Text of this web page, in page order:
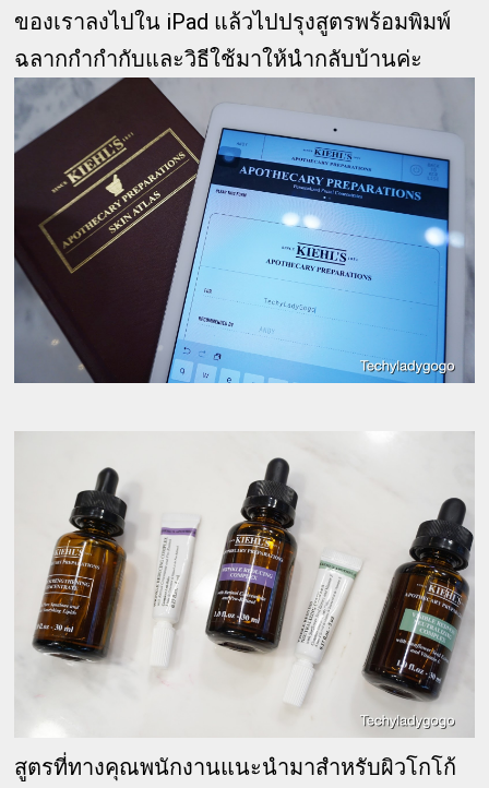
ของเราลงไปใน iPad แล้วไปปรุงสูตรพร้อมพิมพ์
ฉลากกำกำกับและวิธีใช้มาให้นำกลับบ้านค่ะ
สูตรที่ทางคุณพนักงานแนะนำมาสำหรับผิวโกโก้